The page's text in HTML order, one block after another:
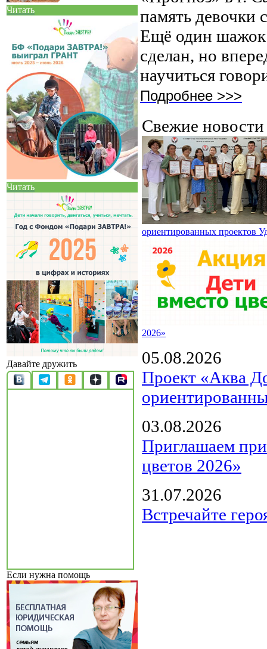
Читать
Читать
Давайте дружить
Если нужна помощь
память девочки
Ещё один шажок
сделан, но
научиться
Подробнее >>>
Свежие
ориентированных проектов
2026»
05.08.2026
Проект «Аква
03.08.2026
Приглашаем
цветов 2026»
31.07.2026
Встречайте